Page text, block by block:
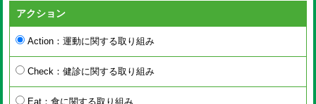
アクション
Action：運動に関する取り組み
Check：健診に関する取り組み
Eat：食に関する取り組み